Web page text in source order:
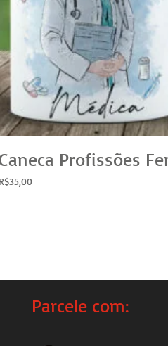
Profissões
35,00
Parcele com: